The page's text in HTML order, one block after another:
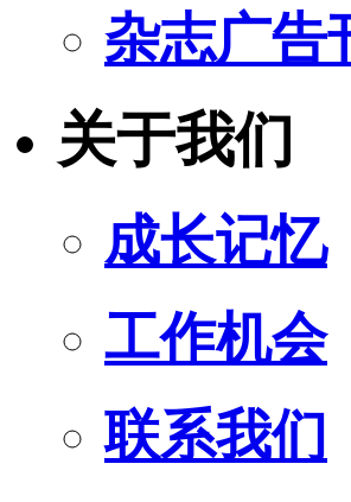
杂志广告
关于我们
成长记忆
工作机会
联系我们